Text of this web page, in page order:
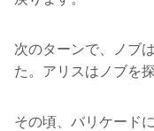
次のターンで、ノブ
た。アリスはノブを
その頃、バリケード